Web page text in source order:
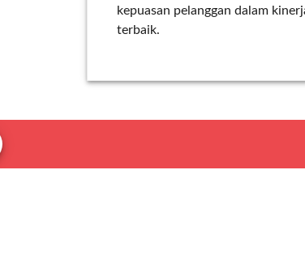
kepuasan pelanggan dalam
terbaik.